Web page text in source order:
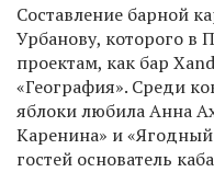
Составление барной
Урбанову, которого в
проектам, как бар
«География». Среди
яблоки любила Анна
Каренина» и
гостей основатель